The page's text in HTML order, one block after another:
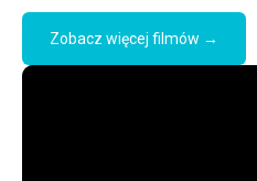
Zobacz więcej filmów →